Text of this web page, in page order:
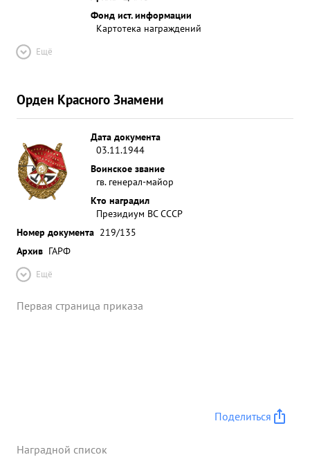
Фонд ист. информации
Картотека награждений
Ещё
Орден Красного Знамени
Дата документа
03.11.1944
Воинское звание
гв. генерал-майор
Кто наградил
Президиум ВС СССР
Номер документа 219/135
Архив ГАРФ
Ещё
Первая страница приказа
Поделиться
Наградной список